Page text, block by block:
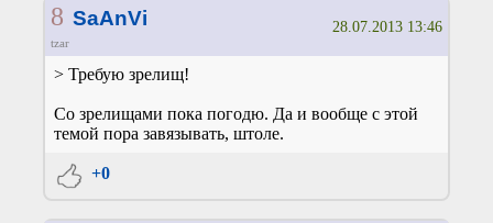
8 SaAnVi
tzar
28.07.2013 13:46
> Требую зрелищ!
Со зрелищами пока погодю. Да и вообще с этой
темой пора завязывать, штоле.
+0